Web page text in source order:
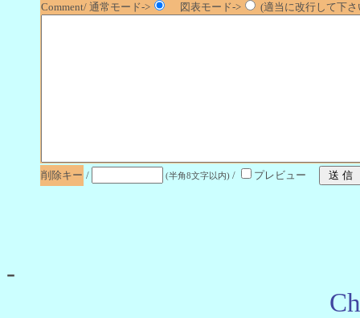
Comment/ 通常モード->
図表モード-> (適当に改行して下
削除キー / (半角8文字以内) / プレビュー
-